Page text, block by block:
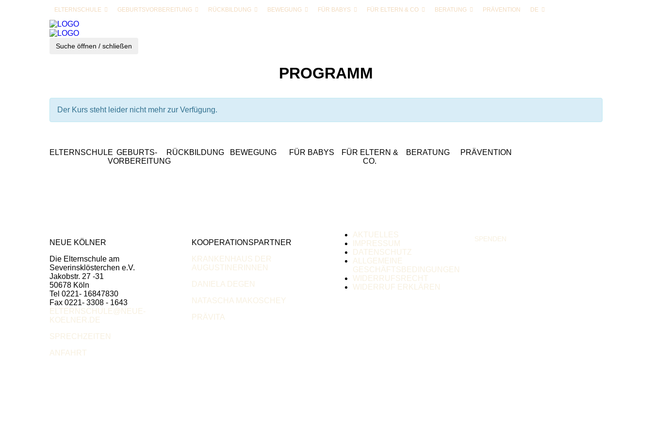
ELTERNSCHULE GEBURTSVORBEREITUNG RÜCKBILDUNG BEWEGUNG FÜR BABYS FÜR ELTERN & CO BERATUNG PRÄVENTION DE
Suche öffnen / schließen
PROGRAMM
Der Kurs steht leider nicht mehr zur Verfügung.
ELTERNSCHULE GEBURTS-
VORBEREITUNG
RÜCKBILDUNG BEWEGUNG FÜR BABYS
FÜR ELTERN &
CO.
BERATUNG PRÄVENTION
NEUE KÖLNER
Die Elternschule am
Severinsklösterchen e.V.
Jakobstr. 27 -31
50678 Köln
Tel 0221- 16847830
Fax 0221- 3308 - 1643
ELTERNSCHULE@NEUE-
KOELNER.DE
SPRECHZEITEN
ANFAHRT
KOOPERATIONSPARTNER
KRANKENHAUS DER
AUGUSTINERINNEN
DANIELA DEGEN
NATASCHA MAKOSCHEY
PRÄVITA
AKTUELLES
IMPRESSUM
DATENSCHUTZ
ALLGEMEINE
GESCHÄFTSBEDINGUNGEN
WIDERRUFSRECHT
WIDERRUF ERKLÄREN
SPENDEN